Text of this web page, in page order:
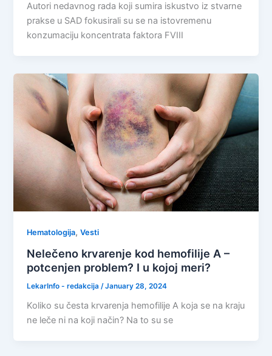
Autori nedavnog rada koji sumira iskustvo iz stvarne
prakse u SAD fokusirali su se na istovremenu
konzumaciju koncentrata faktora FVIII
Hematologija,Vesti
Nelečeno krvarenje kod hemofilije A –
potcenjen problem? I u kojoj meri?
LekarInfo - redakcija /January 28, 2024
Koliko su česta krvarenja hemofilije A koja se na kraju
ne leče ni na koji način? Na to su se